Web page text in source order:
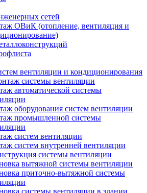
сетей
ОВиК (отопление, вентиляция и
вентиляции и кондиционирования
системы вентиляции
автоматической системы
оборудования систем вентиляции
промышленной системы
систем вентиляции
систем внутренней вентиляции
системы вентиляции
вытяжной системы вентиляции
приточно-вытяжной системы
системы вентиляции в здании